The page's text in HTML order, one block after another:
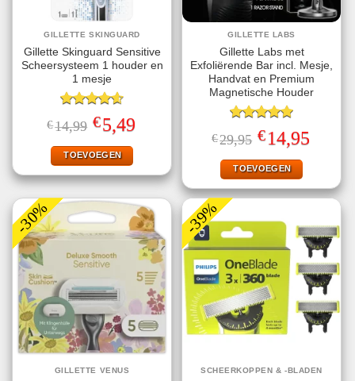
GILLETTE SKINGUARD
Gillette Skinguard Sensitive
Scheersysteem 1 houder en
1 mesje
Gewaardeerd
4.60uit 5
€14,99 Oorspronkelijke
prijs
was:
€14,99.
€5,49Huidige
prijs
TOEVOEGEN
GILLETTE LABS
Gillette Labs met
Exfoliërende Bar incl. Mesje,
Handvat en Premium
Magnetische Houder
Gewaardeerd
5.00uit 5
€29,95 Oorspronkelijke
prijs
was:
€29,95.
€14,95prijs
TOEVOEGEN
-30%
GILLETTE VENUS
-39%
SCHEERKOPPEN & -BLADEN